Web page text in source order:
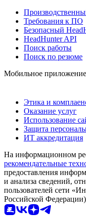
Требования к ПО
Безопасный
HeadHunter API
Поиск работы
Поиск по резюме
Мобильное приложение
Этика и
Оказание услуг
Использование
Защита
ИТ аккредитация
На информационном
рекомендательные
предоставления
и анализа сведений,
пользователей сети
Российской Федерации)